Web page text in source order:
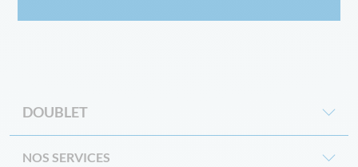
DOUBLET
NOS SERVICES